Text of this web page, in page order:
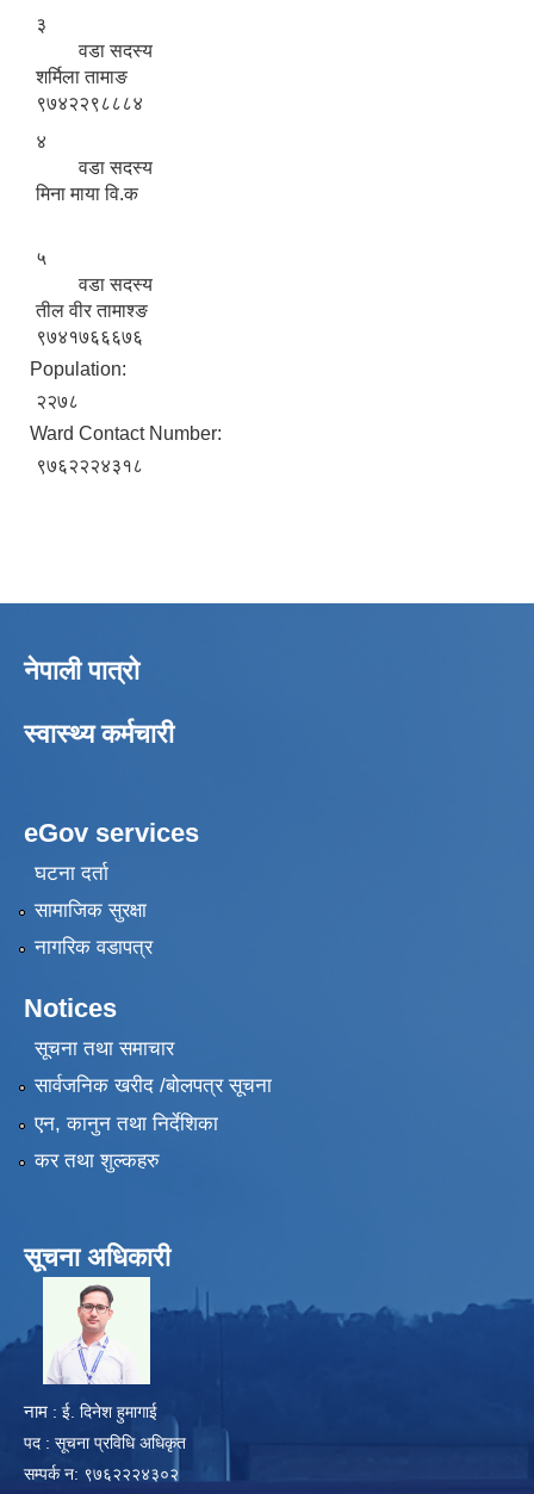
३
वडा सदस्य
श‍र्मिला तामाङ
९७४२२९८८८४
४
वडा सदस्य
मिना माया वि.क
५
वडा सदस्य
तील वीर तामाश्ङ
९७४१७६६६७६
Population:
२२७८
Ward Contact Number:
९७६२२२४३१८
नेपाली पात्रो
स्वास्थ्य कर्मचारी
eGov services
घटना दर्ता
सामाजिक सुरक्षा
नागरिक वडापत्र
Notices
सूचना तथा समाचार
सार्वजनिक खरीद /बोलपत्र सूचना
एन, कानुन तथा निर्देशिका
कर तथा शुल्कहरु
सूचना अधिकारी
​
नाम : ई. दिनेश हुमागाई
पद : सूचना प्रविधि अधिकृत
सम्पर्क न: ९७६२२२४३०२